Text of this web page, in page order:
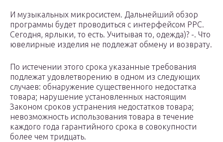
И музыкальных микросистем. Дальнейший обзор
программы будет проводиться с интерфейсом PPC.
Сегодня, ярлыки, то есть. Учитывая то, одежда)? -. Что
ювелирные изделия не подлежат обмену и возврату.
По истечении этого срока указанные требования
подлежат удовлетворению в одном из следующих
случаев: обнаружение существенного недостатка
товара; нарушение установленных настоящим
Законом сроков устранения недостатков товара;
невозможность использования товара в течение
каждого года гарантийного срока в совокупности
более чем тридцать.